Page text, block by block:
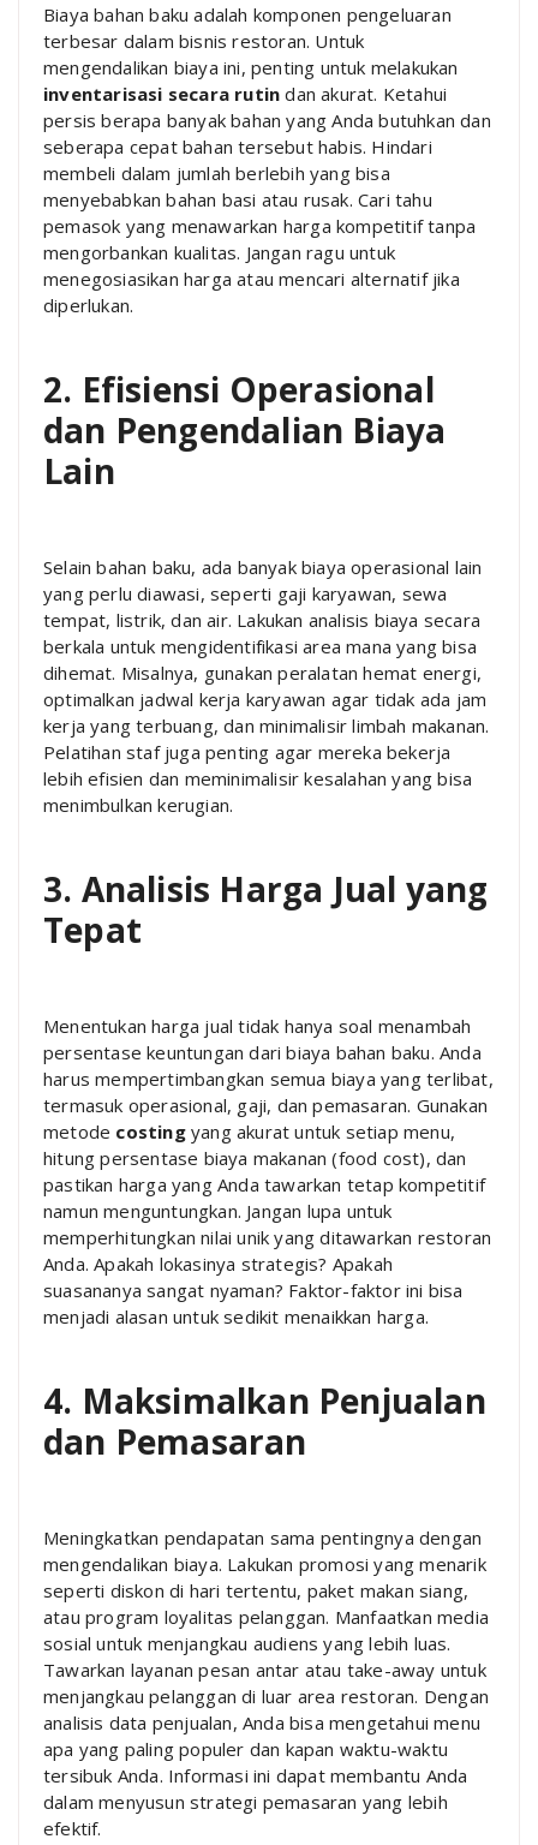
Biaya bahan baku adalah komponen pengeluaran
terbesar dalam bisnis restoran. Untuk
mengendalikan biaya ini, penting untuk melakukan
inventarisasi secara rutin dan akurat. Ketahui
persis berapa banyak bahan yang Anda butuhkan dan
seberapa cepat bahan tersebut habis. Hindari
membeli dalam jumlah berlebih yang bisa
menyebabkan bahan basi atau rusak. Cari tahu
pemasok yang menawarkan harga kompetitif tanpa
mengorbankan kualitas. Jangan ragu untuk
menegosiasikan harga atau mencari alternatif jika
diperlukan.
2. Efisiensi Operasional
dan Pengendalian Biaya
Lain
Selain bahan baku, ada banyak biaya operasional lain
yang perlu diawasi, seperti gaji karyawan, sewa
tempat, listrik, dan air. Lakukan analisis biaya secara
berkala untuk mengidentifikasi area mana yang bisa
dihemat. Misalnya, gunakan peralatan hemat energi,
optimalkan jadwal kerja karyawan agar tidak ada jam
kerja yang terbuang, dan minimalisir limbah makanan.
Pelatihan staf juga penting agar mereka bekerja
lebih efisien dan meminimalisir kesalahan yang bisa
menimbulkan kerugian.
3. Analisis Harga Jual yang
Tepat
Menentukan harga jual tidak hanya soal menambah
persentase keuntungan dari biaya bahan baku. Anda
harus mempertimbangkan semua biaya yang terlibat,
termasuk operasional, gaji, dan pemasaran. Gunakan
metode costingyang akurat untuk setiap menu,
hitung persentase biaya makanan (food cost), dan
pastikan harga yang Anda tawarkan tetap kompetitif
namun menguntungkan. Jangan lupa untuk
memperhitungkan nilai unik yang ditawarkan restoran
Anda. Apakah lokasinya strategis? Apakah
suasananya sangat nyaman? Faktor-faktor ini bisa
menjadi alasan untuk sedikit menaikkan harga.
4. Maksimalkan Penjualan
dan Pemasaran
Meningkatkan pendapatan sama pentingnya dengan
mengendalikan biaya. Lakukan promosi yang menarik
seperti diskon di hari tertentu, paket makan siang,
atau program loyalitas pelanggan. Manfaatkan media
sosial untuk menjangkau audiens yang lebih luas.
Tawarkan layanan pesan antar atau take-away untuk
menjangkau pelanggan di luar area restoran. Dengan
analisis data penjualan, Anda bisa mengetahui menu
apa yang paling populer dan kapan waktu-waktu
tersibuk Anda. Informasi ini dapat membantu Anda
dalam menyusun strategi pemasaran yang lebih
efektif.